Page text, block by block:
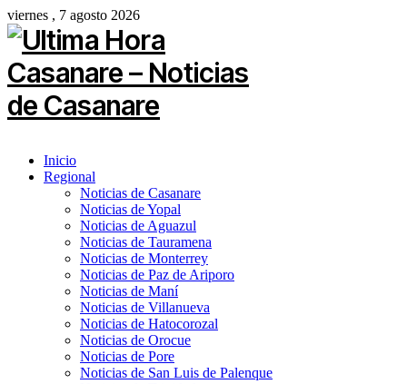
viernes , 7 agosto 2026
Inicio
Regional
Noticias de Casanare
Noticias de Yopal
Noticias de Aguazul
Noticias de Tauramena
Noticias de Monterrey
Noticias de Paz de Ariporo
Noticias de Maní
Noticias de Villanueva
Noticias de Hatocorozal
Noticias de Orocue
Noticias de Pore
Noticias de San Luis de Palenque